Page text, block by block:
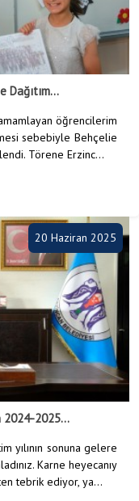
Dağıtım...
öğrencilerim
sebebiyle Behçelie
Törene Erzinc...
20 Haziran 2025
2024-2025...
yılının sonuna gelere
Karne heyecanıy
tebrik ediyor, ya...